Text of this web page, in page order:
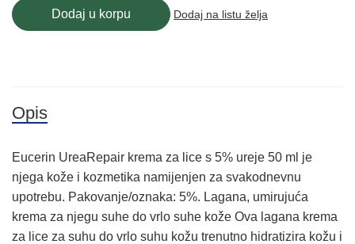
Dodaj u korpu Dodaj na listu želja
Opis
Eucerin UreaRepair krema za lice s 5% ureje 50 ml je
njega kože i kozmetika namijenjen za svakodnevnu
upotrebu. Pakovanje/oznaka: 5%. Lagana, umirujuća
krema za njegu suhe do vrlo suhe kože Ova lagana krema
za lice za suhu do vrlo suhu kožu trenutno hidratizira kožu i